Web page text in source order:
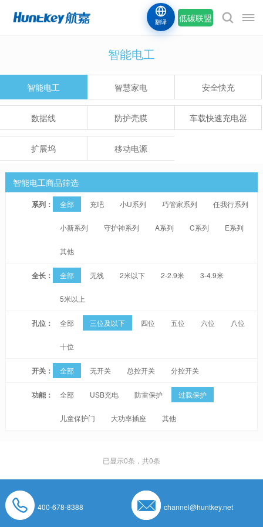
低碳联盟
翻译
智能电工
智能电工 智慧家电 安全快充
数据线 防护壳膜 车载快速充电器
扩展坞 移动电源
智能电工商品筛选
系列： 全部 充吧 小U系列 巧管家系列 任我行系列
小新系列 守护神系列 A系列 C系列 E系列
其他
全长： 全部 无线 2米以下 2-2.9米 3-4.9米
5米以上
孔位： 全部 三位及以下 四位 五位 六位 八位
十位
开关： 全部 无开关 总控开关 分控开关
功能： 全部 USB充电 防雷保护 过载保护
儿童保护门 大功率插座 其他
已显示0条，共0条
400-678-8388 channel@huntkey.net